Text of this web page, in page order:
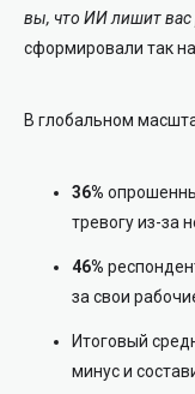
вы, что ИИ лишит вас
сформировали так
В глобальном
36%
тревогу из-за
46%
за свои
Итоговый
минус и